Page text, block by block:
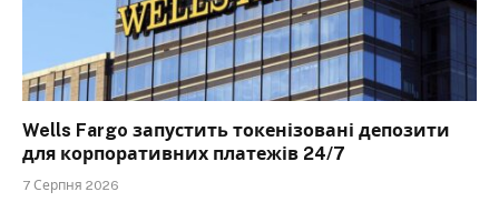
Wells Fargo запустить токенізовані депозити
для корпоративних платежів 24/7
7 Серпня 2026